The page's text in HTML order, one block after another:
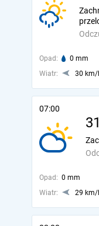
Opad: 0 mm
Wiatr:
30 km/
07:00
Opad: 0 mm
Wiatr:
29 km/